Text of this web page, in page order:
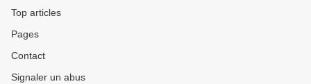
Top articles
Pages
Contact
Signaler un abus